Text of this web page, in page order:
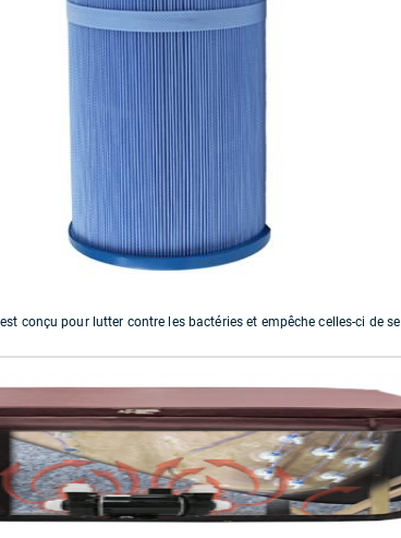
conçu pour lutter contre les bactéries et empêche celles-ci de se